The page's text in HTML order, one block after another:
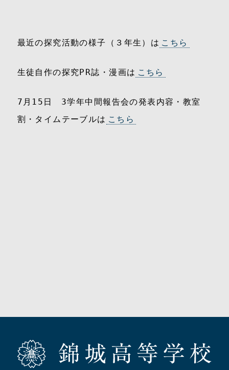
最近の探究活動の様子（３年生）は こちら
生徒自作の探究PR誌・漫画は こちら
7月15日 3学年中間報告会の発表内容・教室
割・タイムテーブルは こちら